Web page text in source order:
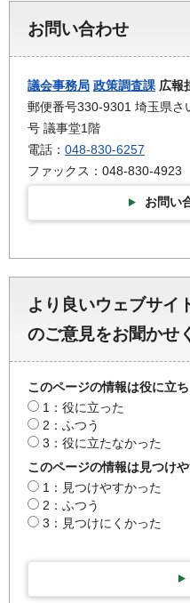
お問い合わせ
議会事務局 政策調査課 広報
郵便番号330-9301 埼玉県さ
号 議事堂1階
電話： 048-830-6257
ファックス：048-830-4923
お問い
より良いウェブサイ
のご意見をお聞かせ
このページの情報は役に立
1：役に立った
2：ふつう
3：役に立たなかった
このページの情報は見つけ
1：見つけやすかった
2：ふつう
3：見つけにくかった